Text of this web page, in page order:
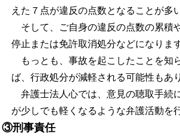
えた７点が違反の点数となることが多
そして、ご自身の違反の点数の累積
停止または免許取消処分などになります
もっとも、事故を起こしたことを知
ば、行政処分が減軽される可能性もあ
弁護士法人心では、意見の聴取手続
が少しでも軽くなるような弁護活動を
③刑事責任